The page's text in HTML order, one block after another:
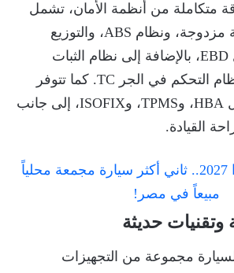
أوبترا 2027 باقة متكاملة من أنظمة الأمان، تشمل
وسائد هوائية أمامية مزدوجة، ونظام ABS، والتوزيع
الإلكتروني للفرامل EBD، بالإضافة إلى نظام الثبات
الإلكتروني ESC ونظام التحكم في الجر TC. كما تتوفر
أنظمة مساعدة مثل HBA، وTPMS، وISOFIX، إلى جانب
القيادة.
وتقنيات حديثة
مجموعة من التجهيزات